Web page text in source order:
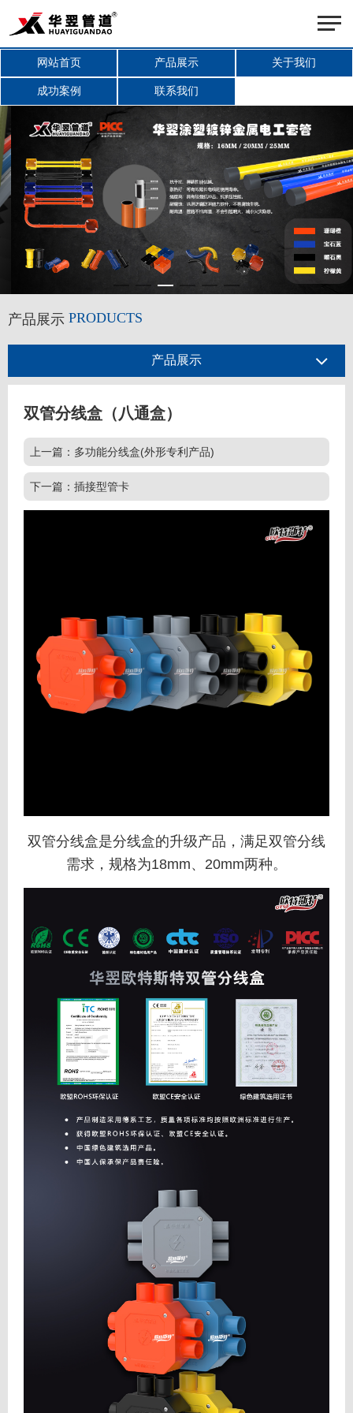
网站首页 产品展示 关于我们
成功案例 联系我们
产品展示 PRODUCTS
产品展示
双管分线盒（八通盒）
上一篇：多功能分线盒(外形专利产品)
下一篇：插接型管卡
双管分线盒是分线盒的升级产品，满足双管分线
需求，规格为18mm、20mm两种。